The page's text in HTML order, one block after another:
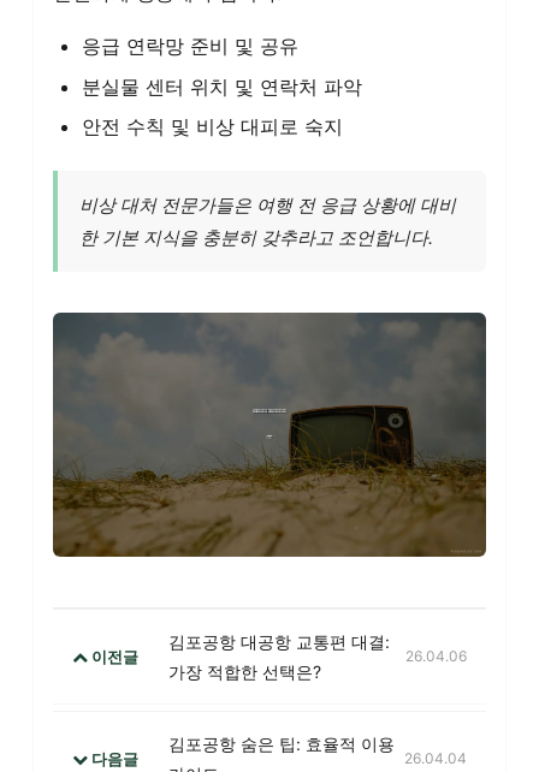
응급 연락망 준비 및 공유
분실물 센터 위치 및 연락처 파악
안전 수칙 및 비상 대피로 숙지
비상 대처 전문가들은 여행 전 응급 상황에 대비
한 기본 지식을 충분히 갖추라고 조언합니다.
이전글
김포공항 대공항 교통편 대결:
가장 적합한 선택은?
26.04.06
다음글
김포공항 숨은 팁: 효율적 이용
26.04.04